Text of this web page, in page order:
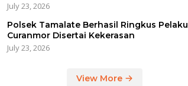
July 23, 2026
Polsek Tamalate Berhasil Ringkus Pelaku
Curanmor Disertai Kekerasan
July 23, 2026
View More